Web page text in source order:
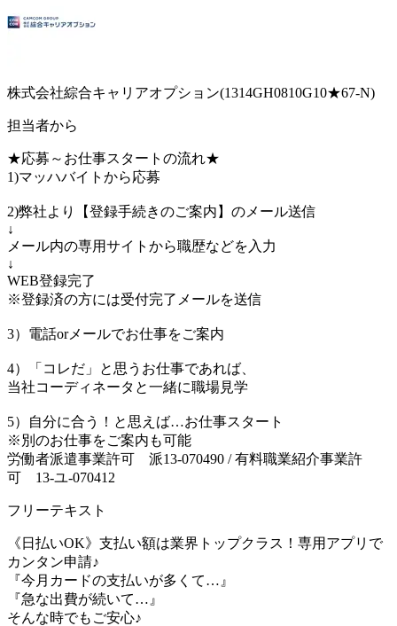
株式会社綜合キャリアオプション(1314GH0810G10★67-N)
担当者から
★応募～お仕事スタートの流れ★
1)マッハバイトから応募
2)弊社より【登録手続きのご案内】のメール送信
↓
メール内の専用サイトから職歴などを入力
↓
WEB登録完了
※登録済の方には受付完了メールを送信
3）電話orメールでお仕事をご案内
4）「コレだ」と思うお仕事であれば、
当社コーディネータと一緒に職場見学
5）自分に合う！と思えば…お仕事スタート
※別のお仕事をご案内も可能
労働者派遣事業許可 派13-070490 / 有料職業紹介事業許
可 13-ユ-070412
フリーテキスト
《日払いOK》支払い額は業界トップクラス！専用アプリで
カンタン申請♪
『今月カードの支払いが多くて…』
『急な出費が続いて…』
そんな時でもご安心♪